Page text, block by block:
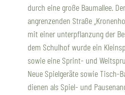
durch eine große Baumallee.
angrenzenden Straße
mit einer unterpflanzung der
dem Schulhof wurde ein
sowie eine Sprint- und
Neue Spielgeräte sowie Tisch-
dienen als Spiel- und